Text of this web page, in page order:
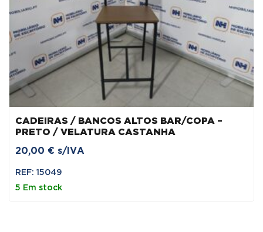
CADEIRAS / BANCOS ALTOS BAR/COPA –
PRETO / VELATURA CASTANHA
20,00 € s/IVA
REF: 15049
5 Em stock